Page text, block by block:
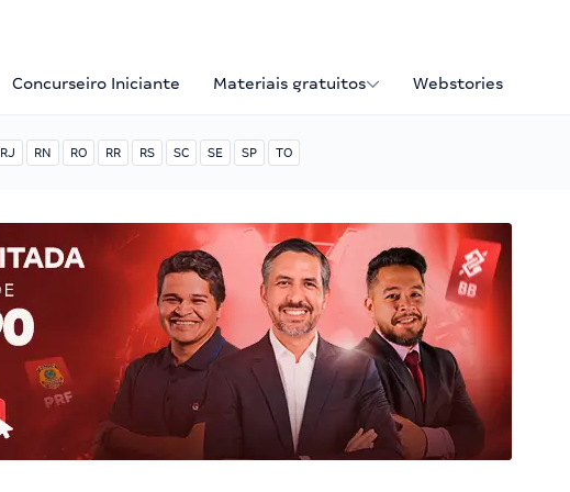
Concurseiro Iniciante Materiais gratuitos Webstories
RJ RN RO RR RS SC SE SP TO